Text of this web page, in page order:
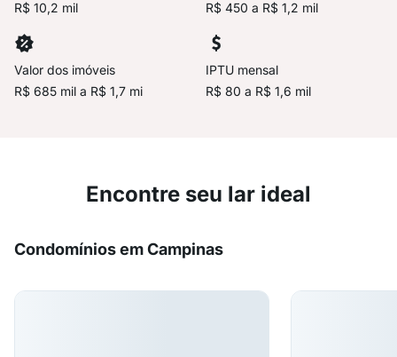
R$ 10,2 mil
R$ 450 a R$ 1,2 mil
Valor dos imóveis
R$ 685 mil a R$ 1,7 mi
IPTU mensal
R$ 80 a R$ 1,6 mil
Encontre seu lar ideal
Condomínios em Campinas